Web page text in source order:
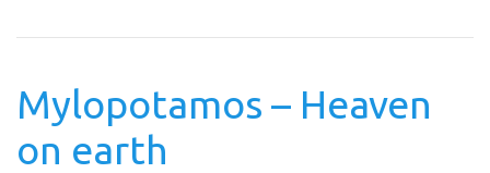
Mylopotamos – Heaven
on earth